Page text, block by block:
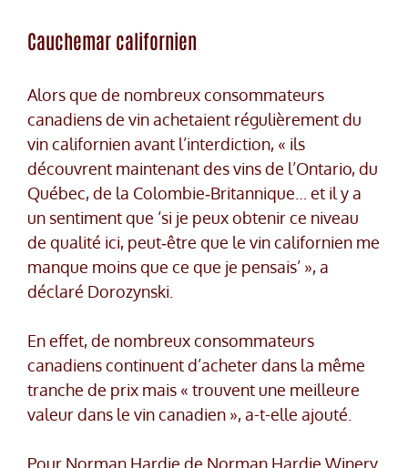
Cauchemar californien
Alors que de nombreux consommateurs
canadiens de vin achetaient régulièrement du
vin californien avant l’interdiction, « ils
découvrent maintenant des vins de l’Ontario, du
Québec, de la Colombie‑Britannique… et il y a
un sentiment que ‘si je peux obtenir ce niveau
de qualité ici, peut‑être que le vin californien me
manque moins que ce que je pensais’ », a
déclaré Dorozynski.
En effet, de nombreux consommateurs
canadiens continuent d’acheter dans la même
tranche de prix mais « trouvent une meilleure
valeur dans le vin canadien », a-t-elle ajouté.
Pour Norman Hardie de Norman Hardie Winery